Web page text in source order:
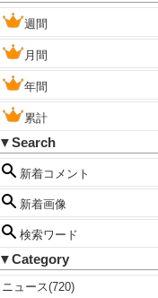
週間
月間
年間
累計
▼Search
新着コメント
新着画像
検索ワード
▼Category
ニュース(720)